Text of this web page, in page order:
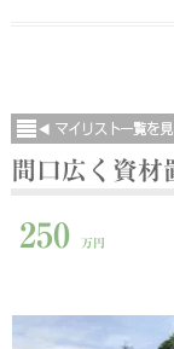
間口広く資
250 万円